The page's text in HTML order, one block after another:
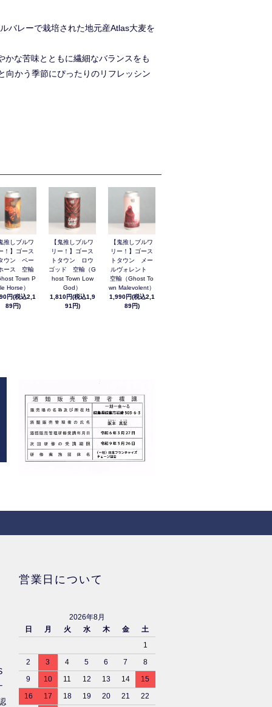
バレーで栽培された地元産Atlas大麦を
な苦味とともに繊細なバランスをも
向かう季節にぴったりのリフレッシン
推しブルワ
！】ゴース
ウン ペー
ース 空輸
Town P
Horse）
円(税込2,1
89円)
【鬼推しブルワ
リー！】ゴース
トタウン ロウ
ゴッド 空輸（G
host Town Low
God）
1,810円(税込1,9
91円)
【鬼推しブルワ
リー！】ゴース
トタウン メー
ルヴォレント
空輸（Ghost To
wn Malevolent）
1,990円(税込2,1
89円)
営業日について
2026年8月
日
月 火 水 木 金
土
1
2
3 4 5 6 7
8
9
10 11 12 13 14
15
16
17 18 19 20 21
22